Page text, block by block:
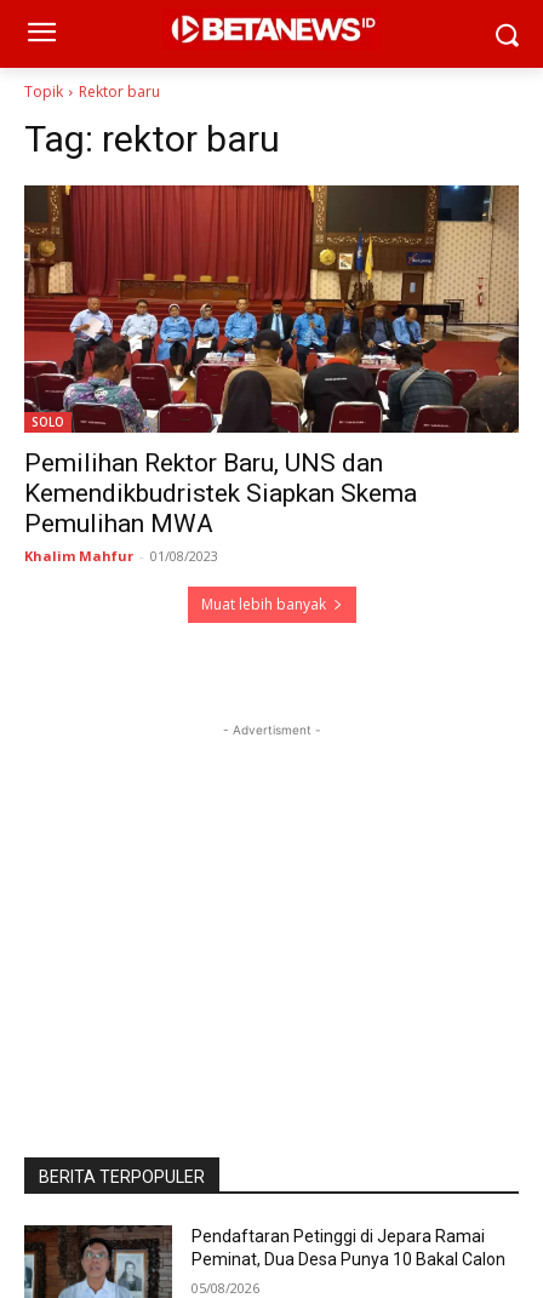
Topik Rektor baru
Tag: rektor baru
SOLO
Pemilihan Rektor Baru, UNS dan
Kemendikbudristek Siapkan Skema
Pemulihan MWA
Khalim Mahfur - 01/08/2023
Muat lebih banyak
- Advertisment -
BERITA TERPOPULER
Pendaftaran Petinggi di Jepara Ramai
Peminat, Dua Desa Punya 10 Bakal Calon
05/08/2026